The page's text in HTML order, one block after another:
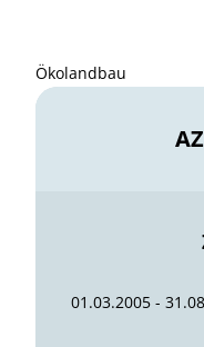
Ökolandbau
01.03.2005 -